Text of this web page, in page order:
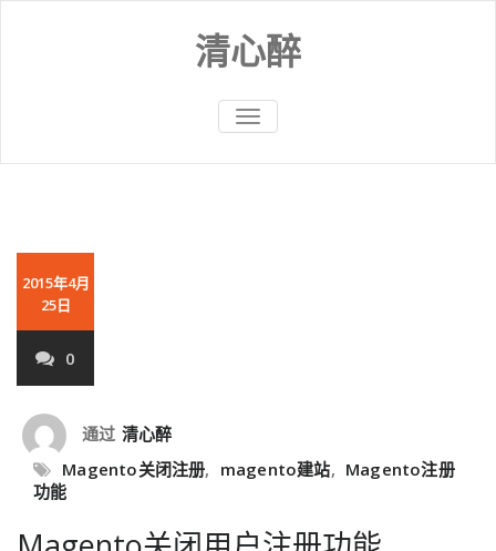
清心醉
切
换
2015年4月
25日
0
通过 清心醉
Magento关闭注册, magento建站, Magento注册
功能